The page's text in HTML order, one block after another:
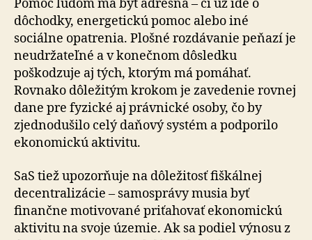
Pomoc ľuďom má byť adresná – či už ide o
dôchodky, energetickú pomoc alebo iné
sociálne opatrenia. Plošné rozdávanie peňazí je
neudržateľné a v konečnom dôsledku
poškodzuje aj tých, ktorým má pomáhať.
Rovnako dôležitým krokom je zavedenie rovnej
dane pre fyzické aj právnické osoby, čo by
zjednodušilo celý da­ňo­vý systém a podporilo
ekonomickú aktivitu.
SaS tiež upozorňuje na dôležitosť fiškálnej
decentralizácie – samosprávy musia byť
finančne motivované priťahovať ekonomickú
aktivitu na svoje územie. Ak sa podiel výnosu z